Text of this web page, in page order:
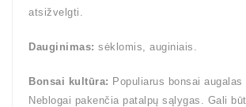
atsižvelgti.
Dauginimas: sėklomis, auginiais.
Bonsai kultūra: Populiarus bonsai augalas
Neblogai pakenčia patalpų sąlygas. Gali